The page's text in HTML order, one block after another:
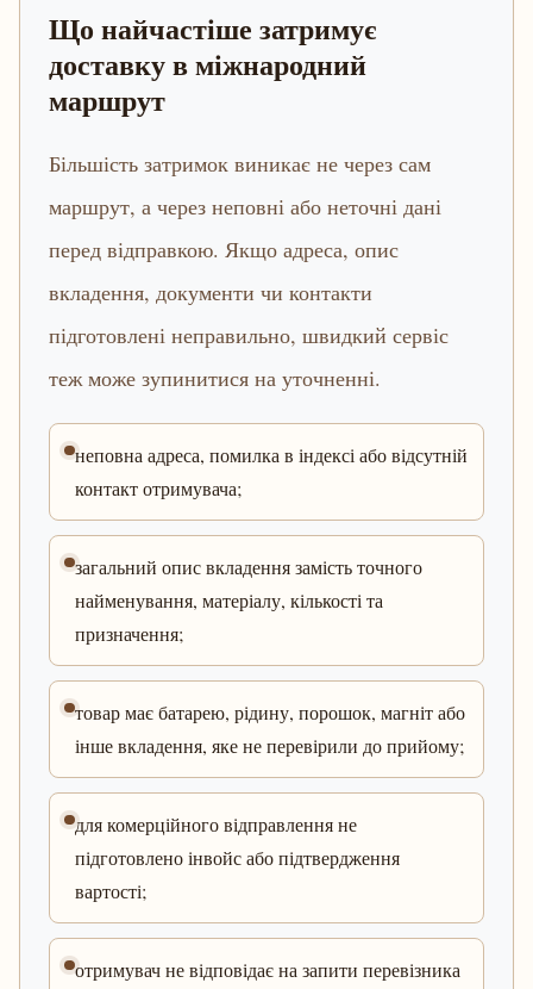
Що найчастіше затримує
доставку в міжнародний
маршрут
Більшість затримок виникає не через сам
маршрут, а через неповні або неточні дані
перед відправкою. Якщо адреса, опис
вкладення, документи чи контакти
підготовлені неправильно, швидкий сервіс
теж може зупинитися на уточненні.
неповна адреса, помилка в індексі або відсутній
контакт отримувача;
загальний опис вкладення замість точного
найменування, матеріалу, кількості та
призначення;
товар має батарею, рідину, порошок, магніт або
інше вкладення, яке не перевірили до прийому;
для комерційного відправлення не
підготовлено інвойс або підтвердження
вартості;
отримувач не відповідає на запити перевізника